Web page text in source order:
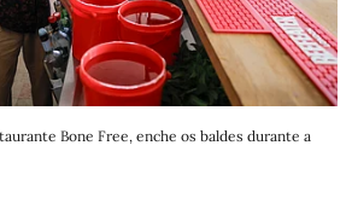
Bone Free, enche os baldes durante a